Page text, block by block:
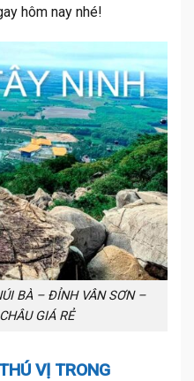
hôm nay nhé!
BÀ – ĐỈNH VÂN SƠN –
GIÁ RẺ
VỊ TRONG